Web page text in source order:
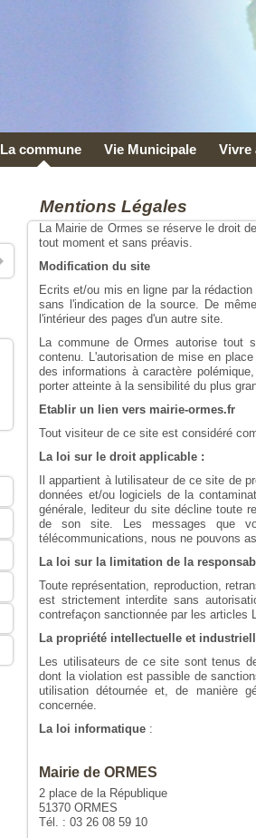
La commune Vie Municipale Vivre
Mentions Légales
Mairie de ORMES
2 place de la République
51370 ORMES
Tél. : 03 26 08 59 10
La loi informatique :
Les utilisateurs de ce site sont tenus
dont la violation est passible de
utilisation détournée et, de manière
concernée.
La propriété intellectuelle et
Toute représentation, reproduction,
est strictement interdite sans
contrefaçon sanctionnée par les articles
La loi sur la limitation de la
Il appartient à lutilisateur de ce site de
données et/ou logiciels de la
générale, lediteur du site décline toute
de son site. Les messages que
télécommunications, nous ne pouvons
La loi sur le droit applicable :
Tout visiteur de ce site est considéré
Etablir un lien vers mairie-ormes.fr
La commune de Ormes autorise tout
contenu. L'autorisation de mise en
des informations à caractère
porter atteinte à la sensibilité du plus
Ecrits et/ou mis en ligne par la
sans l'indication de la source. De
l'intérieur des pages d'un autre site.
Modification du site
La Mairie de Ormes se réserve le droit
tout moment et sans préavis.